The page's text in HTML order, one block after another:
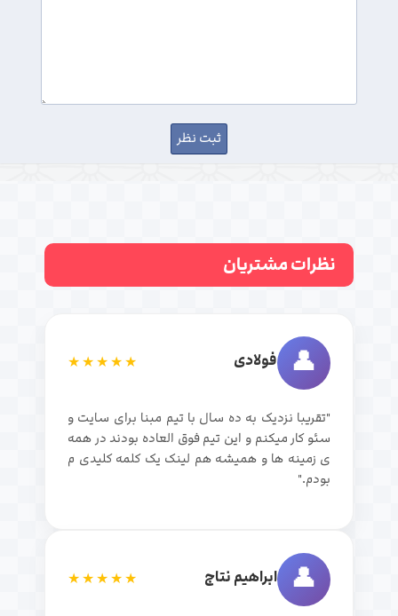
نظرات مشتریان
👤 فولادی ★★★★★
"تقریبا نزدیک به ده سال با تیم مبنا برای سایت و
سئو کار میکنم و این تیم فوق العاده بودند در همه
ی زمینه ها و همیشه هم لینک یک کلمه کلیدی م
بودم."
👤 ابراهیم نتاج ★★★★★